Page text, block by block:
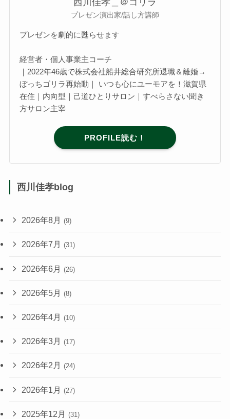
西川佳孝＿＠ゴリラ
プレゼン演出家/話し方講師
プレゼンを劇的に甦らせます
経営者・個人事業主コーチ
｜2022年46歳で株式会社船井総合研究所退職＆離婚→
ぼっちゴリラ再始動｜ いつも心にユーモアを！滋賀県
在住｜内向型｜己道ひとりサロン｜すべらさない聞き
方サロン主宰
PROFILE読む！
西川佳孝blog
2026年8月 (9)
2026年7月 (31)
2026年6月 (26)
2026年5月 (8)
2026年4月 (10)
2026年3月 (17)
2026年2月 (24)
2026年1月 (27)
2025年12月 (31)